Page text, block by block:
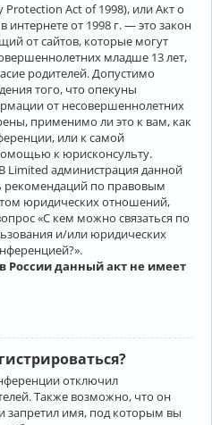
Protection Act of 1998), или Акт о
от 1998 г. — это закон
от сайтов, которые могут
младше 13 лет,
родителей. Допустимо
того, что опекуны
от несовершеннолетних
применимо ли это к вам, как
или к самой
к юрисконсульту.
Limited администрация данной
рекомендаций по правовым
юридических отношений,
«С кем можно связаться по
и/или юридических
России данный акт не имеет
отключил
Также возможно, что он
запретил имя, под которым вы